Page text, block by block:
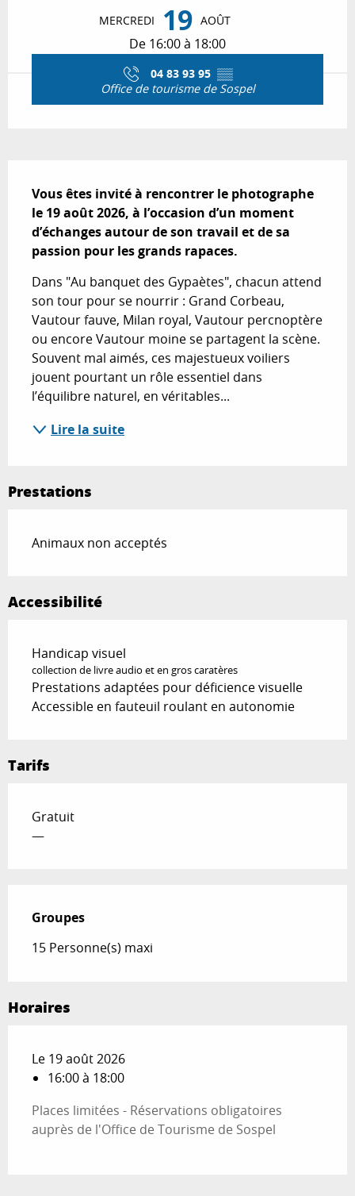
MERCREDI 19 AOÛT
De 16:00 à 18:00
04 83 93 95 ▒▒
Office de tourisme de Sospel
Vous êtes invité à rencontrer le photographe
le 19 août 2026, à l’occasion d’un moment
d’échanges autour de son travail et de sa
passion pour les grands rapaces.
Dans "Au banquet des Gypaètes", chacun attend
son tour pour se nourrir : Grand Corbeau,
Vautour fauve, Milan royal, Vautour percnoptère
ou encore Vautour moine se partagent la scène.
Souvent mal aimés, ces majestueux voiliers
jouent pourtant un rôle essentiel dans
l’équilibre naturel, en véritables...
Lire la suite
Prestations
Animaux non acceptés
Accessibilité
Handicap visuel
collection de livre audio et en gros caratères
Prestations adaptées pour déficience visuelle
Accessible en fauteuil roulant en autonomie
Tarifs
Gratuit
—
Groupes
Groupes
15 Personne(s) maxi
Horaires
Le 19 août 2026
16:00 à 18:00
Places limitées - Réservations obligatoires
auprès de l'Office de Tourisme de Sospel